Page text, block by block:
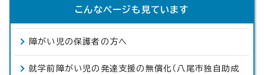
こんなページも見ています
障がい児の保護者の方へ
就学前障がい児の発達支援の無償化（八尾市独自助成